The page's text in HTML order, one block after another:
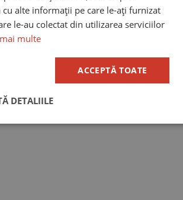
& ApDD Zorile © MMXXV
cu alte informații pe care le-ați furnizat
le-au colectat din utilizarea serviciilor
multe
ACCEPTĂ TOATE
DETALIILE
De
De targetare